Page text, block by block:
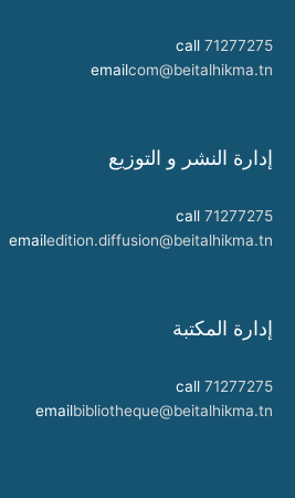
call 71277275
emailcom@beitalhikma.tn
إدارة النشر و التوزيع
call 71277275
emailedition.diffusion@beitalhikma.tn
إدارة المكتبة
call 71277275
emailbibliotheque@beitalhikma.tn